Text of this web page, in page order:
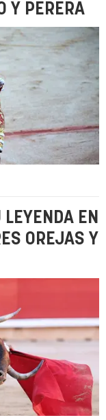
Y PERERA
LEYENDA EN
OREJAS Y